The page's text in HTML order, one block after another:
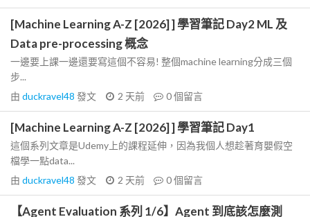
[Machine Learning A-Z [2026] ] 學習筆記 Day2 ML 及
Data pre-processing 概念
一邊要上課一邊還要寫這個不容易! 整個machine learning分成三個
步...
由 duckravel48 發文 2 天前 0個留言
[Machine Learning A-Z [2026] ] 學習筆記 Day1
這個系列文章是Udemy上的課程延伸，因為我個人想趁著育嬰假空
檔學一點data...
由 duckravel48 發文 2 天前 0個留言
【Agent Evaluation 系列 1/6】Agent 到底該怎麼測